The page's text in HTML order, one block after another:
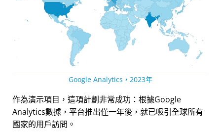
Google Analytics，2023年
作為演示項目，這項計劃非常成功：根據Google
Analytics數據，平台推出僅一年後，就已吸引全球所有
國家的用戶訪問。